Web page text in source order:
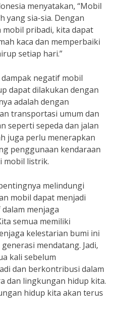
menyatakan, “Mobil
yang sia-sia. Dengan
pribadi, kita dapat
kaca dan memperbaiki
setiap hari.”
negatif mobil
dapat dilakukan dengan
adalah dengan
transportasi umum dan
seperti sepeda dan jalan
juga perlu menerapkan
penggunaan kendaraan
mobil listrik.
melindungi
mobil dapat menjadi
menjaga
semua memiliki
kelestarian bumi ini
mendatang. Jadi,
kali sebelum
dan berkontribusi dalam
dan lingkungan hidup kita.
hidup kita akan terus